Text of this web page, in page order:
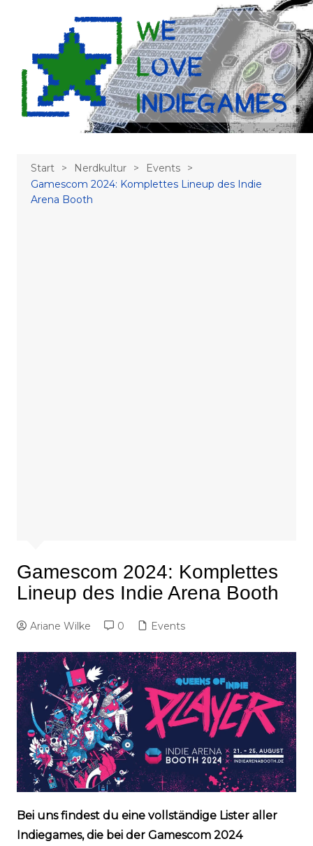
Start Nerdkultur
Events
Gamescom 2024: Komplettes Lineup des Indie
Arena Booth
Gamescom 2024: Komplettes
Lineup des Indie Arena Booth
Ariane Wilke 0 Events
Bei uns findest du eine vollständige Lister aller
Indiegames, die bei der Gamescom 2024